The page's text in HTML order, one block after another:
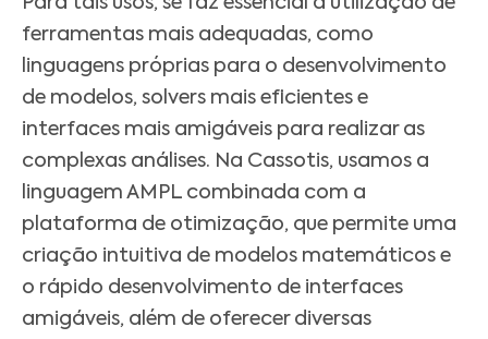
ferramentas mais adequadas, como
linguagens próprias para o desenvolvimento
de modelos, solvers mais eficientes e
interfaces mais amigáveis para realizar as
complexas análises. Na Cassotis, usamos a
linguagem AMPL combinada com a
plataforma de otimização, que permite uma
criação intuitiva de modelos matemáticos e
o rápido desenvolvimento de interfaces
amigáveis, além de oferecer diversas